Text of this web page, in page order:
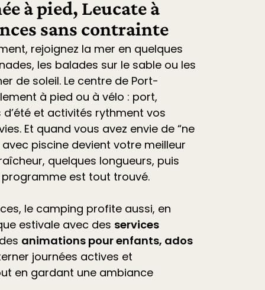
à pied, Leucate à
sans contrainte
rejoignez la mer en quelques
les balades sur le sable ou les
de soleil. Le centre de Port-
à pied ou à vélo : port,
et activités rythment vos
Et quand vous avez envie de “ne
piscine devient votre meilleur
quelques longueurs, puis
est tout trouvé.
le camping profite aussi, en
estivale avec des services
animations pour enfants, ados
journées actives et
en gardant une ambiance